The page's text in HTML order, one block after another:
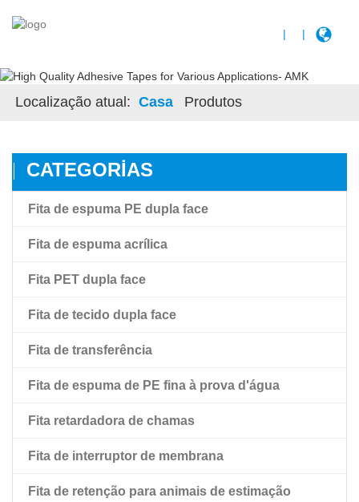
| |
Localização atual: Casa Produtos
CATEGORIAS
Fita de espuma PE dupla face
Fita de espuma acrílica
Fita de espuma acrílica
Fita de espuma acrílica de alta ligação Amk
Fita PET dupla face
Fita de filme pet transparente de dupla face
Fita adesiva preta dupla face para animais de
de esfregão vermelho
Fita de tecido dupla face
Fita de transferência
Fita de espuma de PE fina à prova d'água
Fita retardadora de chamas
Fita de interruptor de membrana
Fita de retenção para animais de estimação